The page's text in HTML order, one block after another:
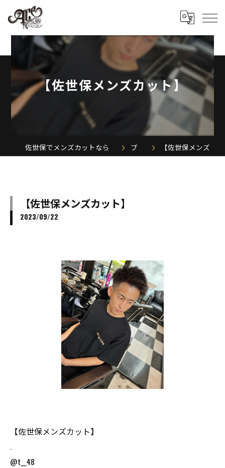
【佐世保メンズカット】
ブログ 【佐世保メンズカット】
【佐世保メンズカット】
2023/09/22
【佐世保メンズカット】
.
@t__48